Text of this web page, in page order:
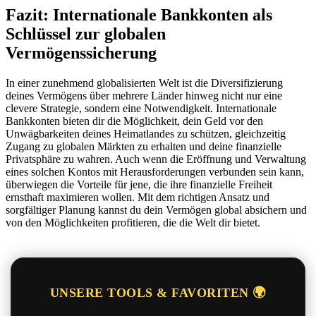
Fazit: Internationale Bankkonten als
Schlüssel zur globalen
Vermögenssicherung
In einer zunehmend globalisierten Welt ist die Diversifizierung
deines Vermögens über mehrere Länder hinweg nicht nur eine
clevere Strategie, sondern eine Notwendigkeit. Internationale
Bankkonten bieten dir die Möglichkeit, dein Geld vor den
Unwägbarkeiten deines Heimatlandes zu schützen, gleichzeitig
Zugang zu globalen Märkten zu erhalten und deine finanzielle
Privatsphäre zu wahren. Auch wenn die Eröffnung und Verwaltung
eines solchen Kontos mit Herausforderungen verbunden sein kann,
überwiegen die Vorteile für jene, die ihre finanzielle Freiheit
ernsthaft maximieren wollen. Mit dem richtigen Ansatz und
sorgfältiger Planung kannst du dein Vermögen global absichern und
von den Möglichkeiten profitieren, die die Welt dir bietet.
UNSERE TOOLS & FAVORITEN 🌍